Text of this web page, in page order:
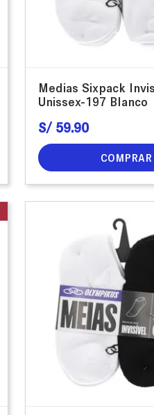
Medias Sixpack
Unissex-197 Blanco
S/ 59.90
COMPRAR